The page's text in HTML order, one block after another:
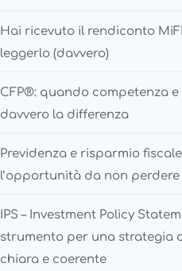
Hai ricevuto il rendiconto
leggerlo (davvero)
CFP®: quando competenza
davvero la differenza
Previdenza e risparmio fiscale
l’opportunità da non perdere
IPS – Investment Policy
strumento per una strategia
chiara e coerente